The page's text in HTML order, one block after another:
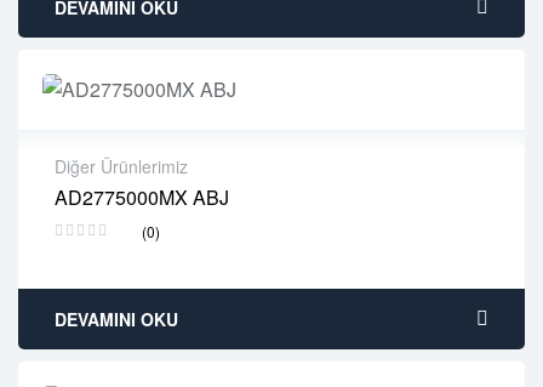
DEVAMINI OKU
Diğer Ürünlerimiz
AD2775000MX ABJ
(0)
2 years warranty
Delivery time: 1-2 business days
DEVAMINI OKU